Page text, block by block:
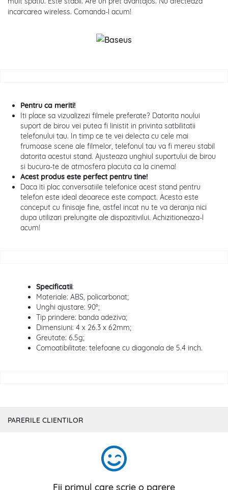
incarcarea wireless. Comanda-l acum!
Pentru ca meriti!
Iti place sa vizualizezi filmele preferate? Datorita noului
suport de birou vei putea fi linistit in privinta satbilitatii
telefonului tau. In timp ce te vei delecta cu cele mai
frumoase scene ale filmelor, telefonul tau va fi mereu stabil
datorita acestui stand. Ajusteaza unghiul suportului de birou
si bucura-te de atmosfera placuta ca la cinema!
Acest produs este perfect pentru tine!
Daca iti plac conversatiile telefonice acest stand pentru
telefon este ideal deoarece este compact. Acesta este
conceput cu finisaje fine, astfel incat nu te va deranja nici
dupa utilizari prelungite ale dispozitivilui. Achizitioneaza-l
acum!
Specificatii:
Materiale: ABS, policarbonat;
Unghi ajustare: 90°;
Tip prindere: banda adeziva;
Dimensiuni: 4 x 26.3 x 62mm;
Greutate: 6.5g;
Comoatibilitate: telefoane cu diagonala de 5.4 inch.
PARERILE CLIENTILOR
Fii primul care scrie o parere